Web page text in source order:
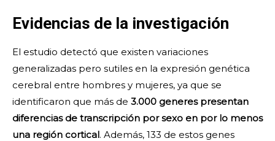
Evidencias de la investigación
El estudio detectó que existen variaciones
generalizadas pero sutiles en la expresión genética
cerebral entre hombres y mujeres, ya que se
identificaron que más de 3.000 generes presentan
diferencias de transcripción por sexo en por lo menos
una región cortical. Además, 133 de estos genes